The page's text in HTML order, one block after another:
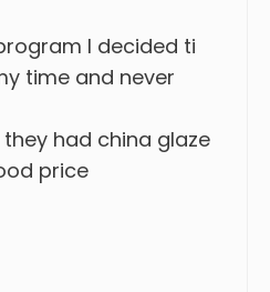
I decided ti
time and never
had china glaze
price